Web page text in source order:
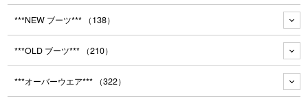
***NEW ブーツ*** （138）
***OLD ブーツ*** （210）
***オーバーウエア*** （322）